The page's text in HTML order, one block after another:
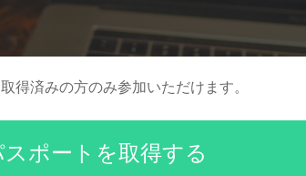
得済みの方のみ参加いただけます。
スポートを取得する